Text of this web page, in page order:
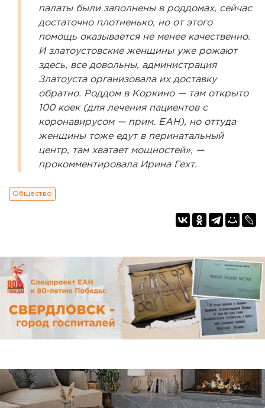
палаты были заполнены в роддомах, сейчас
достаточно плотненько, но от этого
помощь оказывается не менее качественно.
И златоустовские женщины уже рожают
здесь, все довольны, администрация
Златоуста организовала их доставку
обратно. Роддом в Коркино — там открыто
100 коек (для лечения пациентов с
коронавирусом — прим. ЕАН), но оттуда
женщины тоже едут в перинатальный
центр, там хватает мощностей», —
прокомментировала Ирина Гехт.
Общество